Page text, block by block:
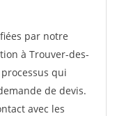
par notre
à Trouver-des-
qui
de devis.
avec les